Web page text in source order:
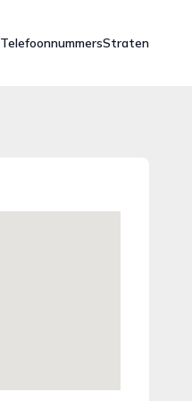
TelefoonnummersStraten